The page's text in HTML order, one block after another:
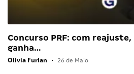
Concurso PRF: com
ganha…
Olivia Furlan • 26 de Maio